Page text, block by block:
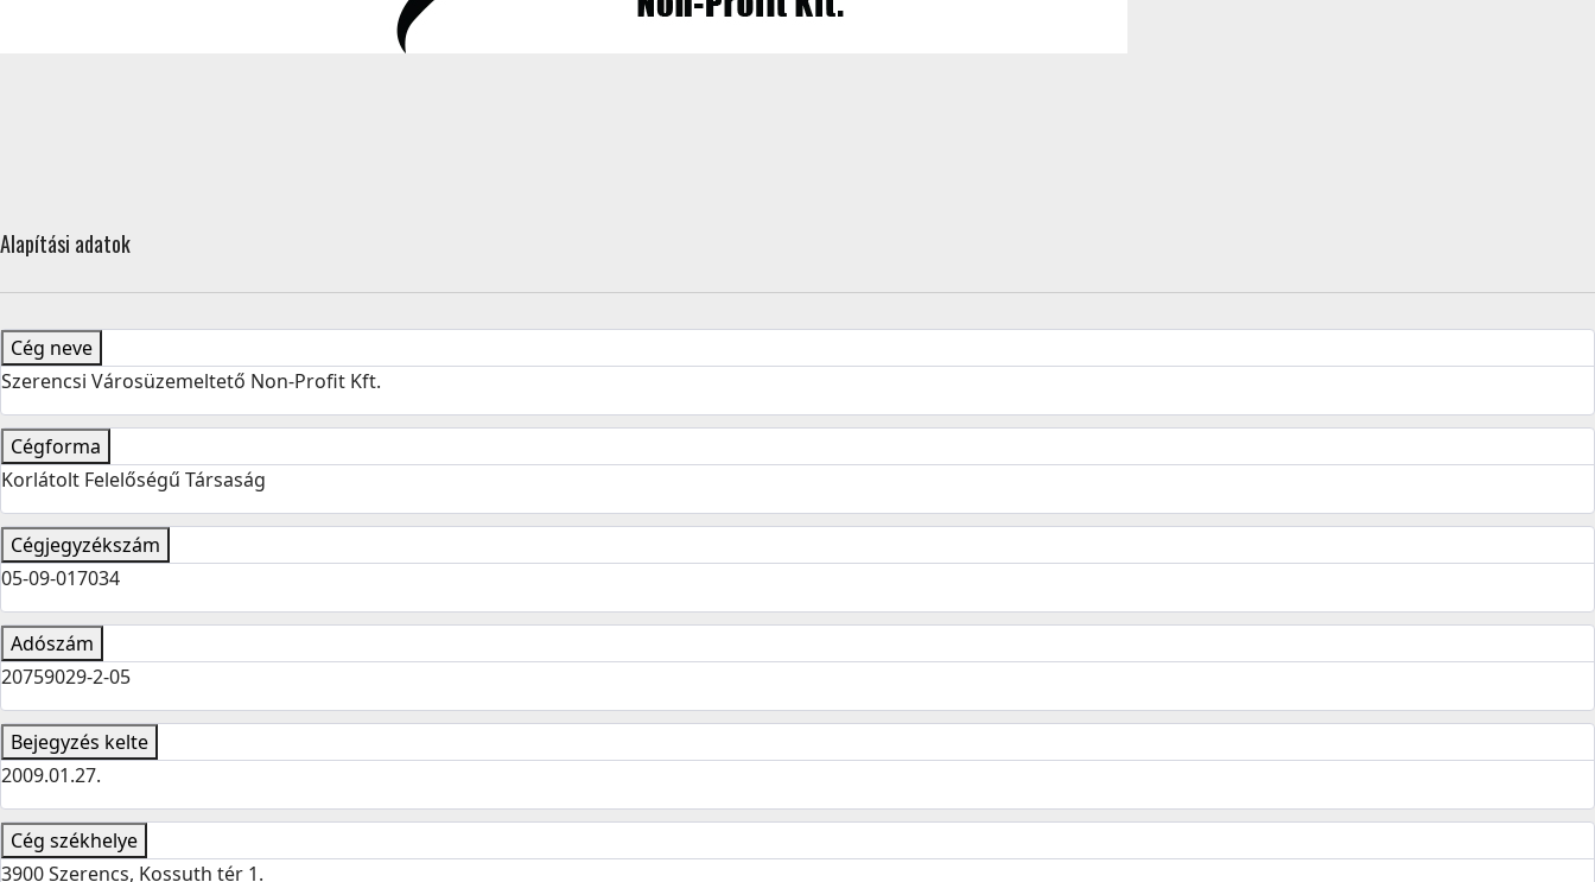
Alapítási adatok
Cég neve
Szerencsi Városüzemeltető Non-Profit Kft.
Cégforma
Korlátolt Felelőségű Társaság
Cégjegyzékszám
05-09-017034
Adószám
20759029-2-05
Bejegyzés kelte
2009.01.27.
Cég székhelye
3900 Szerencs, Kossuth tér 1.